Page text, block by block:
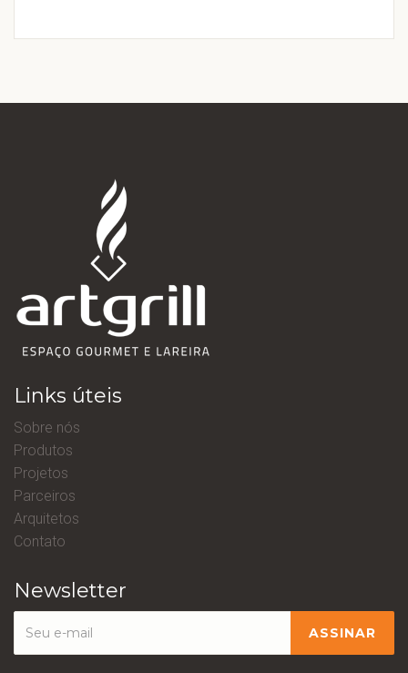
Links úteis
Sobre nós
Produtos
Projetos
Parceiros
Arquitetos
Contato
Newsletter